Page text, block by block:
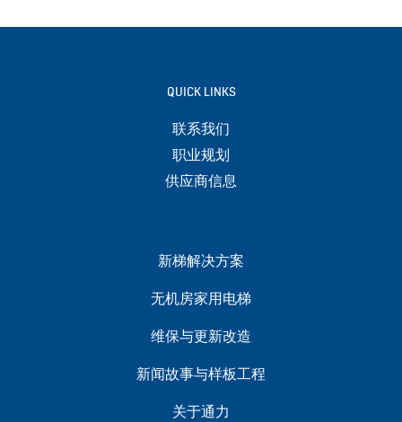
QUICK LINKS
联系我们
职业规划
供应商信息
新梯解决方案
无机房家用电梯
维保与更新改造
新闻故事与样板工程
关于通力